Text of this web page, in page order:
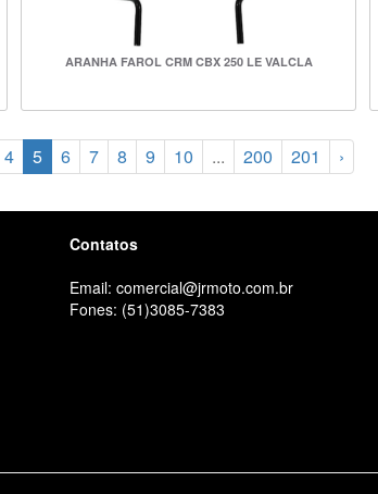
ARANHA FAROL CRM CBX 250 LE VALCLA
4 5 6 7 8 9 10 ... 200 201 ›
Contatos
Email: comercial@jrmoto.com.br
Fones: (51)3085-7383